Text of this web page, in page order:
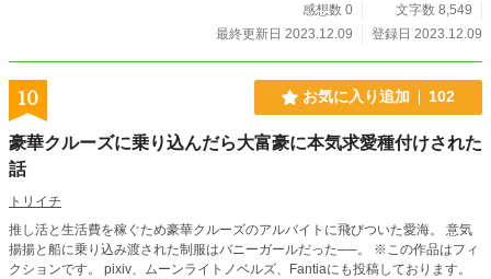
感想数 0
文字数 8,549
最終更新日 2023.12.09
登録日 2023.12.09
10 お気に入り追加 102
豪華クルーズに乗り込んだら大富豪に本気求愛種付けされた
話
トリイチ
推し活と生活費を稼ぐため豪華クルーズのアルバイトに飛びついた愛海。 意気
揚揚と船に乗り込み渡された制服はバニーガールだった──。 ※この作品はフィ
クションです。 pixiv、ムーンライトノベルズ、Fantiaにも投稿しております。